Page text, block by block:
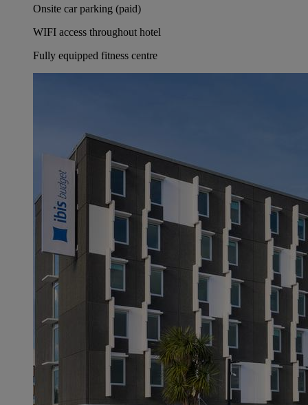
Onsite car parking (paid)
WIFI access throughout hotel
Fully equipped fitness centre